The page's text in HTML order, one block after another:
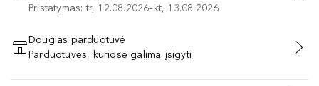
Pristatymas: tr, 12.08.2026–kt, 13.08.2026
PRIDĖTI Į KREPŠELĮ
Douglas parduotuvė
Parduotuvės, kuriose galima įsigyti
Praleisti slankiklį